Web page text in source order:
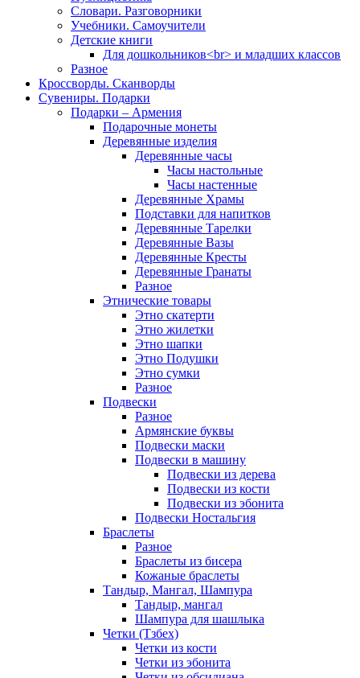
Словари. Разговорники
Учебники. Самоучители
Детские книги
Для дошкольников<br> и младших классов
Разное
Кроссворды. Сканворды
Сувениры. Подарки
Подарки – Армения
Подарочные монеты
Деревянные изделия
Деревянные часы
Часы настольные
Часы настенные
Деревянные Храмы
Подставки для напитков
Деревянные Тарелки
Деревянные Вазы
Деревянные Кресты
Деревянные Гранаты
Разное
Этнические товары
Этно скатерти
Этно жилетки
Этно шапки
Этно Подушки
Этно сумки
Разное
Подвески
Разное
Армянские буквы
Подвески маски
Подвески в машину
Подвески из дерева
Подвески из кости
Подвески из эбонита
Подвески Ностальгия
Браслеты
Разное
Браслеты из бисера
Кожаные браслеты
Тандыр, Мангал, Шампура
Тандыр, мангал
Шампура для шашлыка
Четки (Тзбех)
Четки из кости
Четки из эбонита